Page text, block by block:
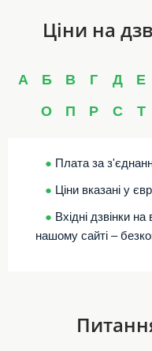
Ціни на
А Б В Г Д Е
О
П Р С Т
● Плата за
● Ціни вказані у
● Вхідні дзвінки
нашому сайті –